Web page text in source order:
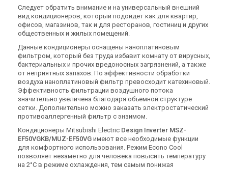
Следует обратить внимание и на универсальный внешний
вид кондиционеров, который подойдет как для квартир,
офисов, магазинов, так и для ресторанов, гостиниц и других
общественных и жилых помещений.
Данные кондиционеры оснащены наноплатиновым
фильтром, который без труда избавит комнату от вирусных,
бактериальных и прочих вредоносных загрязнений, а также
от неприятных запахов. По эффективности обработки
воздуха наноплатиновый фильтр превосходит катехиновый.
Эффективность фильтрации воздушного потока
значительно увеличена благодаря объемной структуре
сетки. Дополнительно можно заказать электростатический
противоаллергенный фильтр с энзимом.
Кондиционеры Mitsubishi Electric Design Inverter MSZ-
EF50VGKB/MUZ-EF50VG имеют все необходимые функции
для комфортного использования. Режим Econo Cool
позволяет незаметно для человека повысить температуру
на 2°C в режиме охлаждения, тем самым понижая